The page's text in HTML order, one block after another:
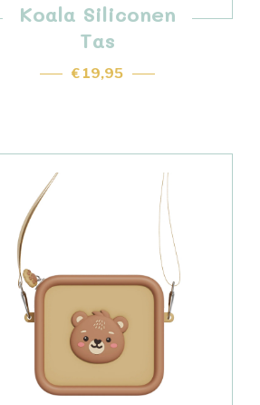
Koala Siliconen
Tas
€ 19,95